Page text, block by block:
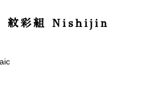
紋彩組 Nishijin